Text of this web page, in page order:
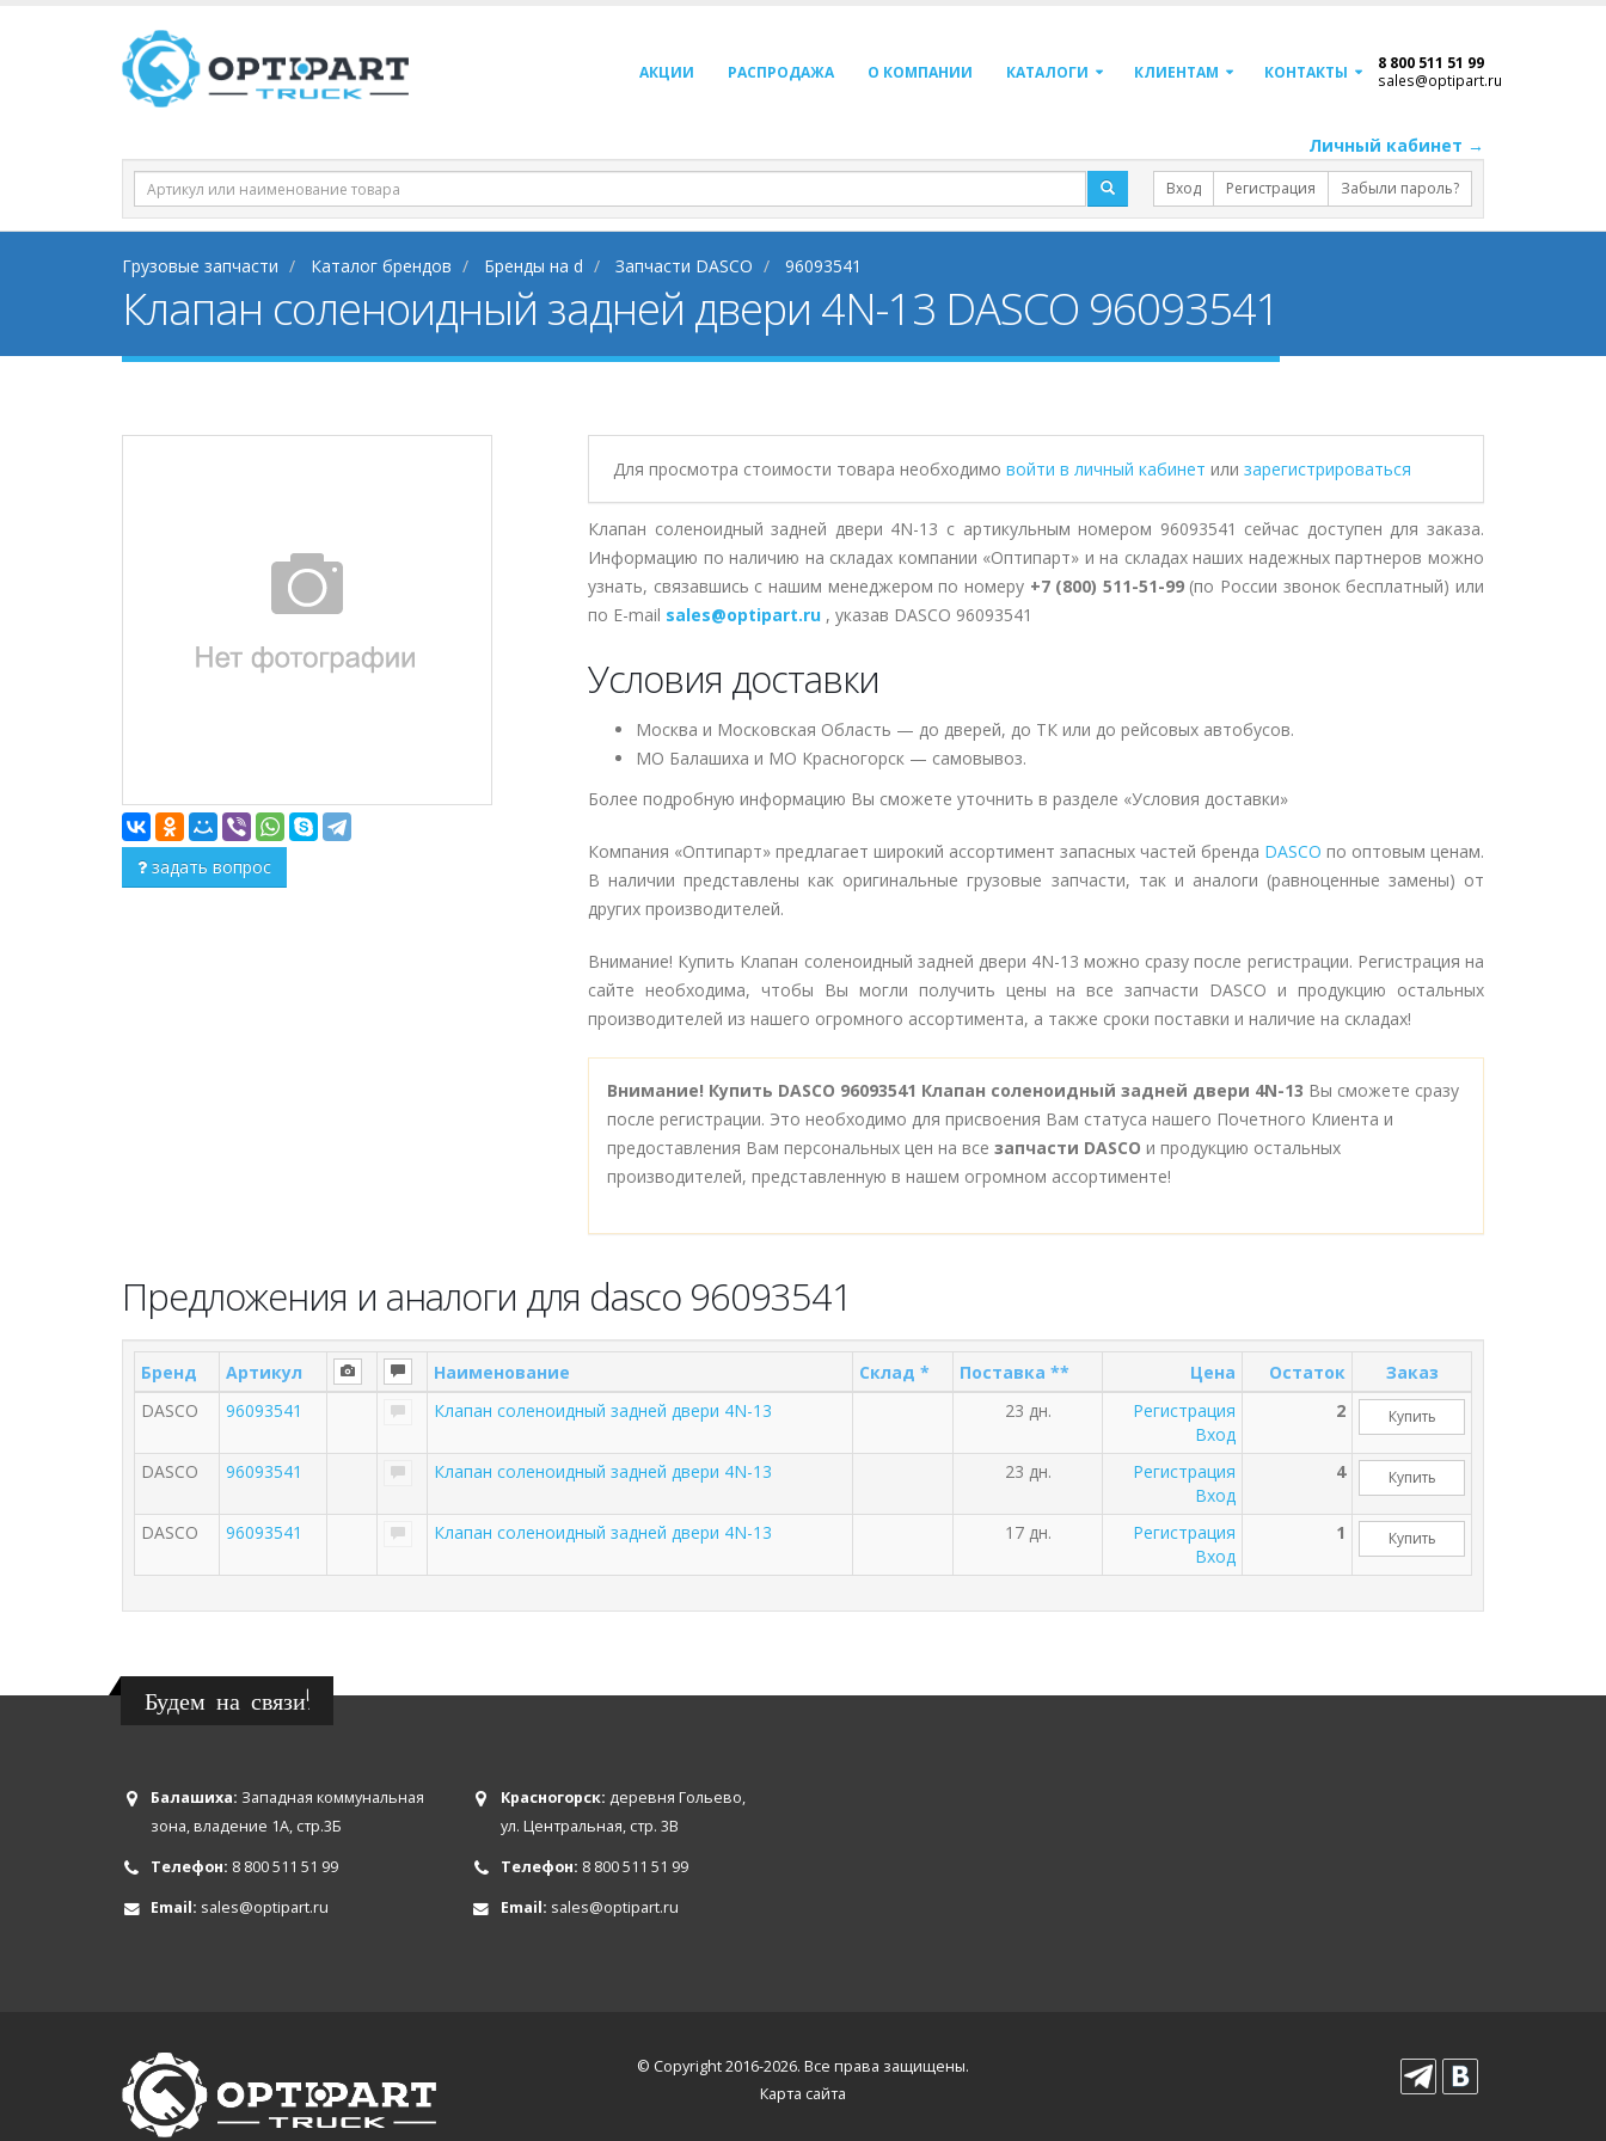
АКЦИИ РАСПРОДАЖА О КОМПАНИИ КАТАЛОГИ КЛИЕНТАМ КОНТАКТЫ 8 800 511 51 99
sales@optipart.ru
Личный кабинет →
Вход Регистрация Забыли пароль?
Грузовые запчасти Каталог брендов Бренды на d Запчасти DASCO 96093541
Клапан соленоидный задней двери 4N-13 DASCO 96093541
задать вопрос
Для просмотра стоимости товара необходимо войти в личный кабинет или зарегистрироваться
Клапан соленоидный задней двери 4N-13 с артикульным номером 96093541 сейчас доступен для заказа.
Информацию по наличию на складах компании «Оптипарт» и на складах наших надежных партнеров можно
узнать, связавшись с нашим менеджером по номеру +7 (800) 511-51-99(по России звонок бесплатный) или
по E-mail sales@optipart.ru , указав DASCO 96093541
Условия доставки
Москва и Московская Область — до дверей, до ТК или до рейсовых автобусов.
МО Балашиха и МО Красногорск — самовывоз.
Более подробную информацию Вы сможете уточнить в разделе «Условия доставки»
Компания «Оптипарт» предлагает широкий ассортимент запасных частей бренда DASCO по оптовым ценам.
В наличии представлены как оригинальные грузовые запчасти, так и аналоги (равноценные замены) от
других производителей.
Внимание! Купить Клапан соленоидный задней двери 4N-13 можно сразу после регистрации. Регистрация на
сайте необходима, чтобы Вы могли получить цены на все запчасти DASCO и продукцию остальных
производителей из нашего огромного ассортимента, а также сроки поставки и наличие на складах!
Внимание! Купить DASCO 96093541 Клапан соленоидный задней двери 4N-13 Вы сможете сразу
после регистрации. Это необходимо для присвоения Вам статуса нашего Почетного Клиента и
предоставления Вам персональных цен на все запчасти DASCO и продукцию остальных
производителей, представленную в нашем огромном ассортименте!
Предложения и аналоги для dasco 96093541
Бренд Артикул Наименование Склад * Поставка ** Цена Остаток
Заказ
DASCO
96093541 Клапан соленоидный задней двери 4N-13 23 дн.
Регистрация
Вход
2 Купить
DASCO 96093541 Клапан соленоидный задней двери 4N-13 23 дн.
Регистрация
Вход
4 Купить
DASCO 96093541 Клапан соленоидный задней двери 4N-13 17 дн.
Регистрация
Вход
1 Купить
Будем на связи!
Балашиха: Западная коммунальная
зона, владение 1А, стр.3Б
Телефон: 8 800 511 51 99
Email: sales@optipart.ru
Красногорск: деревня Гольево,
ул. Центральная, стр. 3В
Телефон: 8 800 511 51 99
Email: sales@optipart.ru
© Copyright 2016-2026. Все права защищены.
Карта сайта